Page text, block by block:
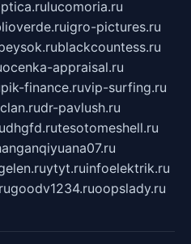
lucomoria.ru
igro-pictures.ru
blackcountess.ru
ocenka-appraisal.ru
pik-finance.ruvip-surfing.ru
dr-pavlush.ru
dhgfd.rutesotomeshell.ru
ytyt.ruinfoelektrik.ru
goodv1234.ruoopslady.ru